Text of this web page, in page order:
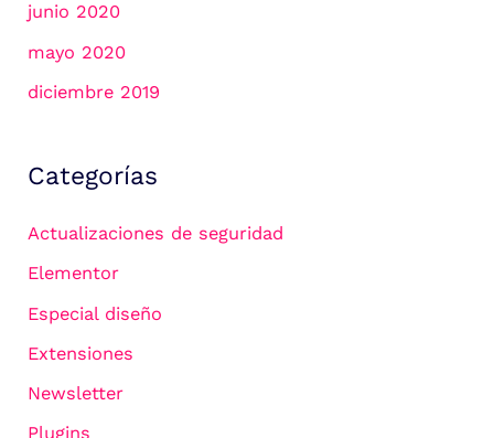
junio 2020
mayo 2020
diciembre 2019
Categorías
Actualizaciones de seguridad
Elementor
Especial diseño
Extensiones
Newsletter
Plugins